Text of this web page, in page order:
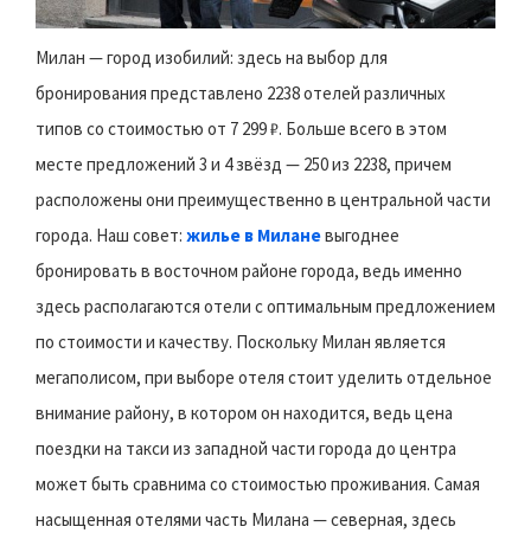
Милан — город изобилий: здесь на выбор для
бронирования представлено 2238 отелей различных
типов со стоимостью от 7 299 ₽. Больше всего в этом
месте предложений 3 и 4 звёзд — 250 из 2238, причем
расположены они преимущественно в центральной части
города. Наш совет: жилье в Миланевыгоднее
бронировать в восточном районe города, ведь именно
здесь располагаются отели с оптимальным предложением
по стоимости и качеству. Поскольку Милан является
мегаполисом, при выборе отеля стоит уделить отдельное
внимание району, в котором он находится, ведь цена
поездки на такси из западной части города до центра
может быть сравнима со стоимостью проживания. Самая
насыщенная отелями часть Милана — северная, здесь